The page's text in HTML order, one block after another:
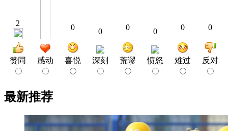
2
赞同 感动
0
喜悦
0
深刻
0
荒谬
0
愤怒
0
难过
0
反对
最新推荐